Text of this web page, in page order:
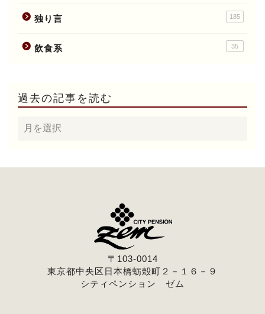
独り言 185
飲食系 35
過去の記事を読む
〒103-0014
東京都中央区日本橋蛎殻町２－１６－９
シティペンション ゼム